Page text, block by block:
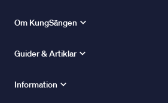
Om KungSängen
Guider & Artiklar
Information